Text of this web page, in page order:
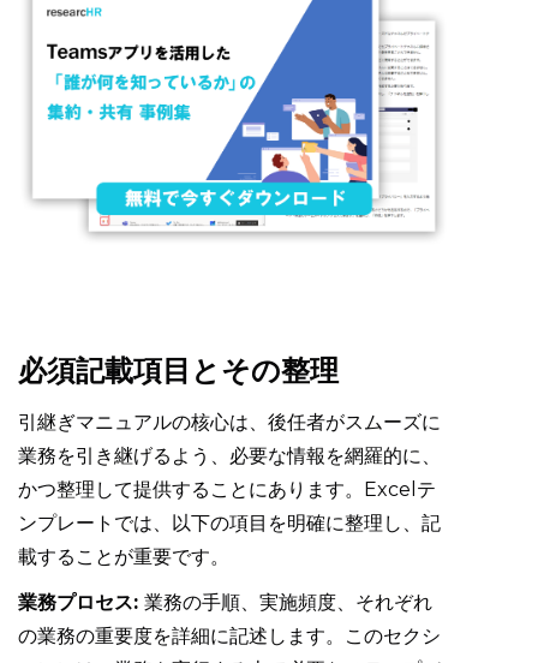
必須記載項目とその整理
引継ぎマニュアルの核心は、後任者がスムーズに
業務を引き継げるよう、必要な情報を網羅的に、
かつ整理して提供することにあります。Excelテ
ンプレートでは、以下の項目を明確に整理し、記
載することが重要です。
業務プロセス: 業務の手順、実施頻度、それぞれ
の業務の重要度を詳細に記述します。このセクシ